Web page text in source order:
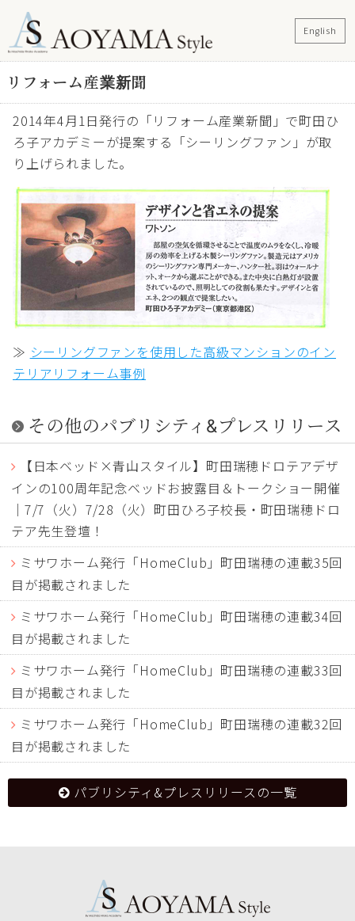
English
リフォーム産業新聞
2014年4月1日発行の「リフォーム産業新聞」で町田ひ
ろ子アカデミーが提案する「シーリングファン」が取
り上げられました。
≫ シーリングファンを使用した高級マンションのイン
テリアリフォーム事例
その他のパブリシティ&プレスリリース
【日本ベッド×青山スタイル】町田瑞穂ドロテアデザ
インの100周年記念ベッドお披露目＆トークショー開催
｜7/7（火）7/28（火）町田ひろ子校長・町田瑞穂ドロ
テア先生登壇！
ミサワホーム発行「HomeClub」町田瑞穂の連載35回
目が掲載されました
ミサワホーム発行「HomeClub」町田瑞穂の連載34回
目が掲載されました
ミサワホーム発行「HomeClub」町田瑞穂の連載33回
目が掲載されました
ミサワホーム発行「HomeClub」町田瑞穂の連載32回
目が掲載されました
パブリシティ&プレスリリースの一覧